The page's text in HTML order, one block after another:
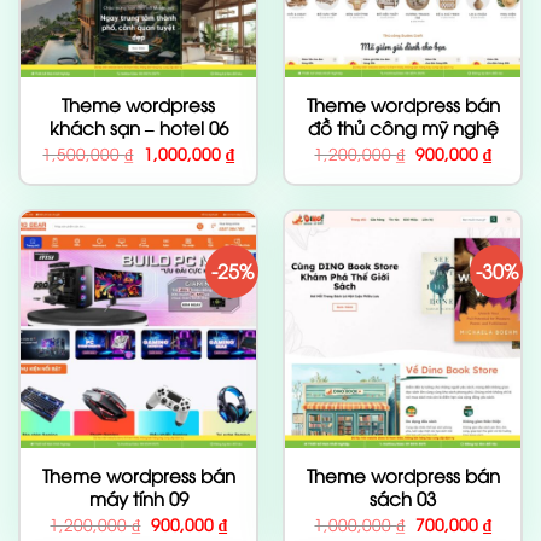
Theme wordpress
khách sạn – hotel 06
1,500,000₫ Giá
gốc
là:
1,000,000 ₫Giá
hiện
tại
1,000,000 ₫.
Theme wordpress bán
đồ thủ công mỹ nghệ
1,200,000₫ Giá
gốc
là:
900,000 ₫Giá
hiện
tại
-25%
Theme wordpress bán
máy tính 09
1,200,000₫ Giá
900,000 ₫Giá
-30%
Theme wordpress bán
sách 03
1,000,000₫ Giá
700,000 ₫Giá